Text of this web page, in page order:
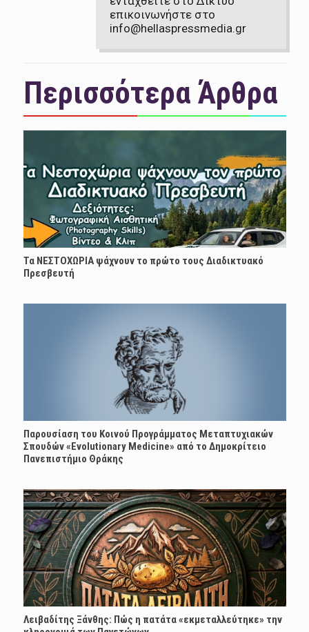
επικοινωνήστε στο
info@hellaspressmedia.gr
Περισσότερα Άρθρα
Τα ΝΕΣΤΟΧΩΡΙΑ ψάχνουν το πρώτο τους Διαδικτυακό
Πρεσβευτή
Παρουσίαση του Κοινού Προγράμματος Μεταπτυχιακών
Σπουδών «Evolutionary Medicine» από το Δημοκρίτειο
Πανεπιστήμιο Θράκης
Λειβαδίτης Ξάνθης: Πώς η πατάτα «εκμεταλλεύτηκε» την